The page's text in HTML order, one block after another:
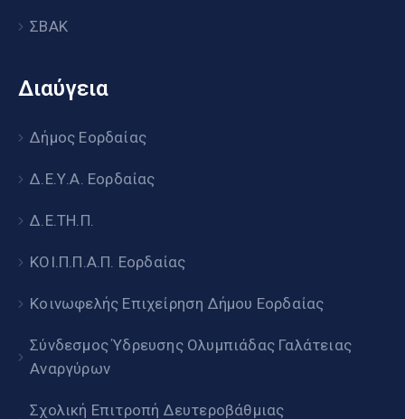
ΣΒΑΚ
Διαύγεια
Δήμος Εορδαίας
Δ.Ε.Υ.Α. Εορδαίας
Δ.Ε.ΤΗ.Π.
ΚΟΙ.Π.Π.Α.Π. Εορδαίας
Κοινωφελής Επιχείρηση Δήμου Εορδαίας
Σύνδεσμος Ύδρευσης Ολυμπιάδας Γαλάτειας
Αναργύρων
Σχολική Επιτροπή Δευτεροβάθμιας